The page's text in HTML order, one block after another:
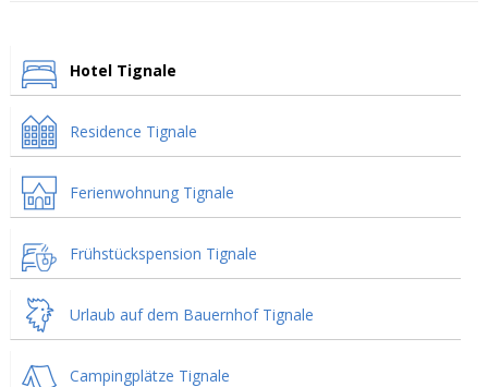
Hotel Tignale
Residence Tignale
Ferienwohnung Tignale
Frühstückspension Tignale
Urlaub auf dem Bauernhof Tignale
Campingplätze Tignale